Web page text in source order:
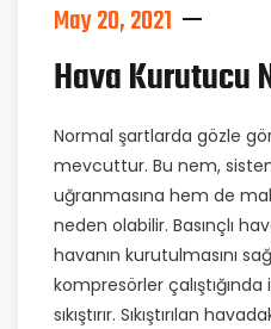
May 20, 2021
Hava Kurutucu
Normal şartlarda gözle
mevcuttur. Bu nem,
uğranmasına hem de
neden olabilir. Basınçlı
havanın kurutulmasını
kompresörler
sıkıştırır. Sıkıştırılan